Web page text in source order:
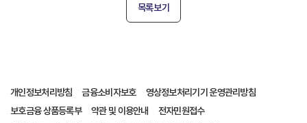
목록보기
개인정보처리방침 금융소비자보호
영상정보처리기기 운영관리방침
보호금융 상품등록부
약관 및 이용안내
전자민원접수